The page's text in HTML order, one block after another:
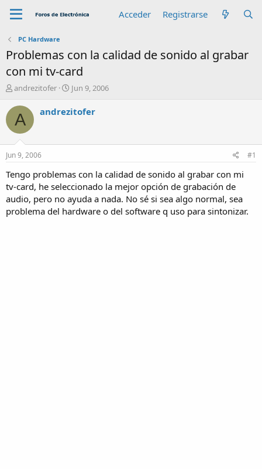
Acceder Registrarse
PC Hardware
Problemas con la calidad de sonido al grabar
con mi tv-card
A
t
o
r
andrezitofer
F
c
n
c
i
o
Jun 9, 2006
A andrezitofer
Jun 9, 2006 #1
Tengo problemas con la calidad de sonido al grabar con mi
tv-card, he seleccionado la mejor opción de grabación de
audio, pero no ayuda a nada. No sé si sea algo normal, sea
problema del hardware o del software q uso para sintonizar.